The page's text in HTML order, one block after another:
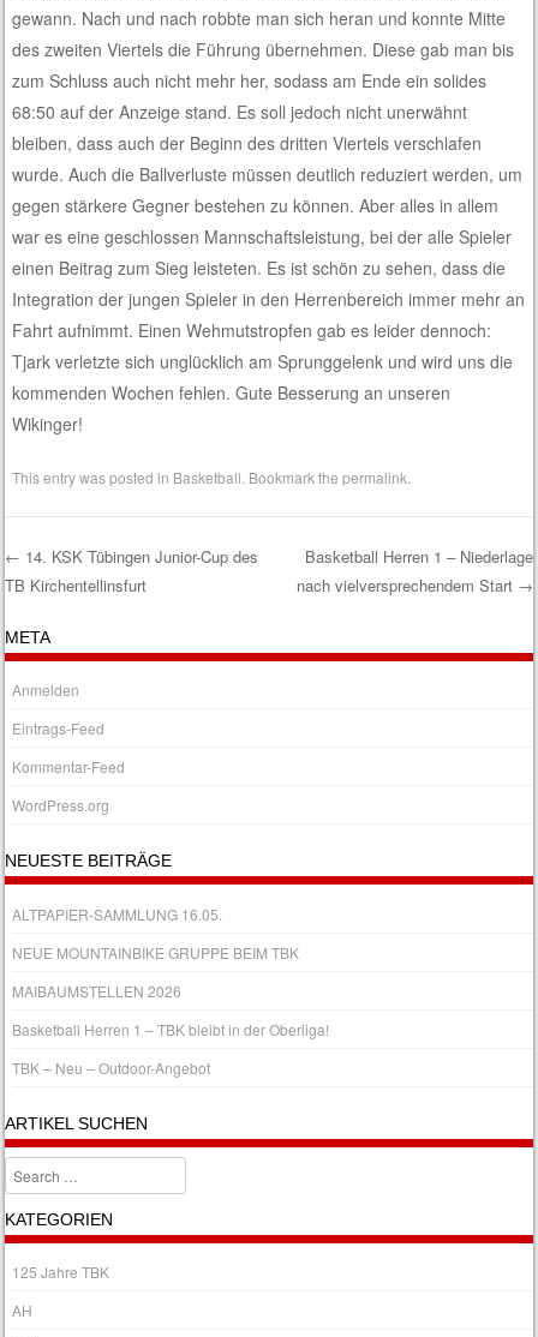
gewann. Nach und nach robbte man sich heran und konnte Mitte
des zweiten Viertels die Führung übernehmen. Diese gab man bis
zum Schluss auch nicht mehr her, sodass am Ende ein solides
68:50 auf der Anzeige stand. Es soll jedoch nicht unerwähnt
bleiben, dass auch der Beginn des dritten Viertels verschlafen
wurde. Auch die Ballverluste müssen deutlich reduziert werden, um
gegen stärkere Gegner bestehen zu können. Aber alles in allem
war es eine geschlossen Mannschaftsleistung, bei der alle Spieler
einen Beitrag zum Sieg leisteten. Es ist schön zu sehen, dass die
Integration der jungen Spieler in den Herrenbereich immer mehr an
Fahrt aufnimmt. Einen Wehmutstropfen gab es leider dennoch:
Tjark verletzte sich unglücklich am Sprunggelenk und wird uns die
kommenden Wochen fehlen. Gute Besserung an unseren
Wikinger!
This entry was posted in Basketball . Bookmark thepermalink
Post navigation
← 14. KSK Tübingen Junior-Cup des
TB Kirchentellinsfurt
Basketball Herren 1 – Niederlage
nach vielversprechendem Start →
META
Anmelden
Eintrags-Feed
Kommentar-Feed
WordPress.org
NEUESTE BEITRÄGE
ALTPAPIER-SAMMLUNG 16.05.
NEUE MOUNTAINBIKE GRUPPE BEIM TBK
MAIBAUMSTELLEN 2026
Basketball Herren 1 – TBK bleibt in der Oberliga!
TBK – Neu – Outdoor-Angebot
ARTIKEL SUCHEN
Search
KATEGORIEN
125 Jahre TBK
AH